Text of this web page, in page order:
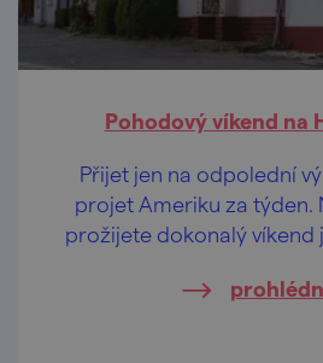
Pohodový víkend na
Přijet jen na odpolední
projet Ameriku za týden.
prožijete dokonalý víkend